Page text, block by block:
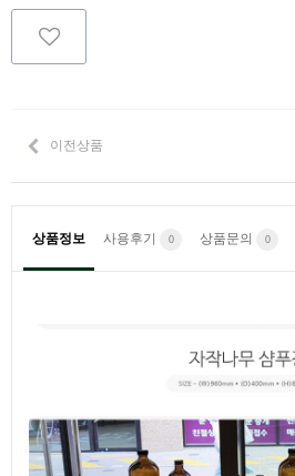
이전상품
상품정보 사용후기 0 상품문의 0